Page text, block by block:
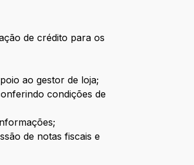
de crédito para os
ao gestor de loja;
condições de
de notas fiscais e